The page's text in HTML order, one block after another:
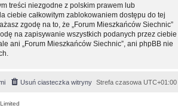
treści niezgodne z polskim prawem lub
ciebie całkowitym zablokowaniem dostępu do tej
zgodę na to, że „Forum Mieszkańców Siechnic”
na zapisywanie wszystkich podanych przez ciebie
ani „Forum Mieszkańców Siechnic”, ani phpBB nie
Strefa czasowa UTC+01:00
Usuń ciasteczka witryny